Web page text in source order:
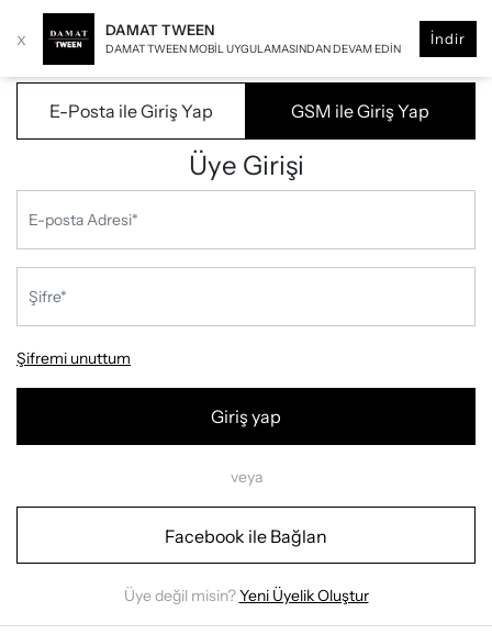
x DAMAT TWEEN
DAMAT TWEEN MOBIL UYGULAMASINDAN DEVAM EDIN
İndir
E-Posta ile Giriş Yap GSM ile Giriş Yap
Üye Girişi
Şifremi unuttum
Giriş yap
veya
Facebook ile Bağlan
Üye değil misin?Yeni Üyelik Oluştur